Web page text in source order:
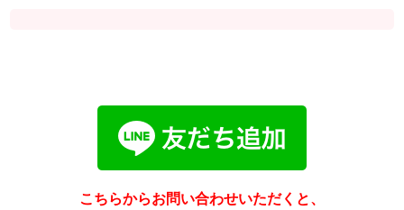
こちらからお問い合わせいただくと、